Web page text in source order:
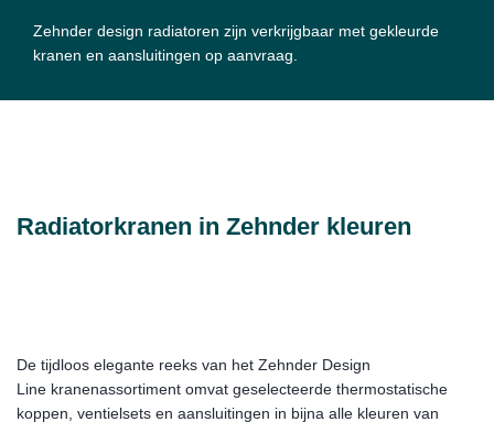
Zehnder design radiatoren zijn verkrijgbaar met gekleurde
kranen en aansluitingen op aanvraag.
Radiatorkranen in Zehnder kleuren
De tijdloos elegante reeks van het Zehnder Design
Line kranenassortiment omvat geselecteerde thermostatische
koppen, ventielsets en aansluitingen in bijna alle kleuren van